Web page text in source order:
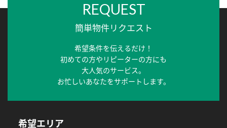
REQUEST
簡単物件リクエスト
希望条件を伝えるだけ！
初めての方やリピーターの方にも
大人気のサービス。
お忙しいあなたをサポートします。
希望エリア